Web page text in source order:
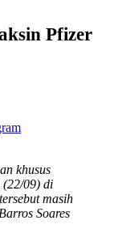
Pfizer
khusus
(22/09) di
masih
Soares